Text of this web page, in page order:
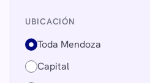
UBICACIÓN
Toda Mendoza
Capital